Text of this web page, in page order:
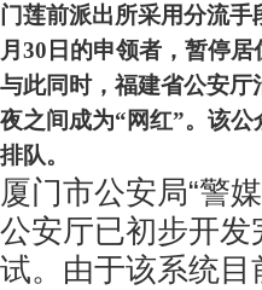
门莲前派出所采用分流手
月30日的申领者，暂停居
与此同时，福建省公安
夜之间成为“网红”。该
排队。
厦门市公安局“警
公安厅已初步开
试。由于该系统